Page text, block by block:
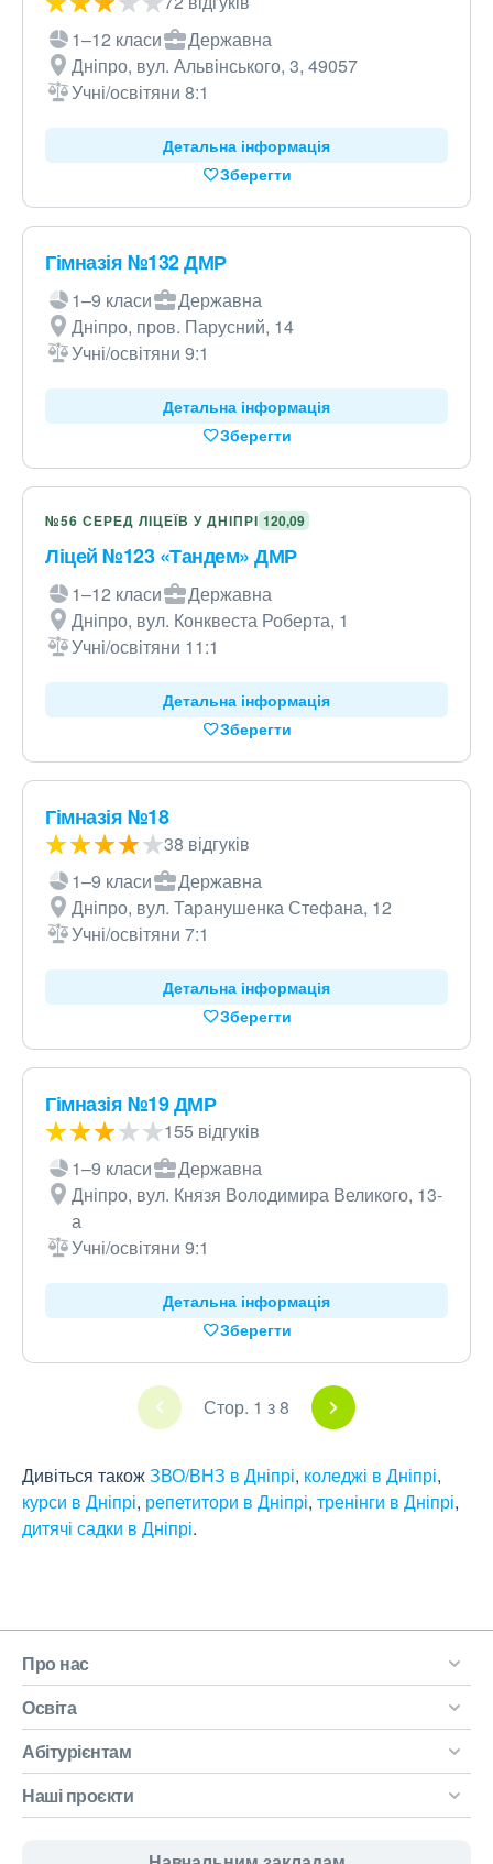
1–12 класи
Державна
Дніпро, вул. Альвінського, 3, 49057
Учні/освітяни 8:1
Детальна інформація
Зберегти
Гімназія №132 ДМР
1–9 класи
Державна
Дніпро, пров. Парусний, 14
Учні/освітяни 9:1
Детальна інформація
Зберегти
№56 СЕРЕД ЛІЦЕЇВ У ДНІПРІ 120,09
Ліцей №123 «Тандем» ДМР
1–12 класи
Державна
Дніпро, вул. Конквеста Роберта, 1
Учні/освітяни 11:1
Детальна інформація
Зберегти
Гімназія №18
38 відгуків
1–9 класи
Державна
Дніпро, вул. Таранушенка Стефана, 12
Учні/освітяни 7:1
Детальна інформація
Зберегти
Гімназія №19 ДМР
155 відгуків
1–9 класи
Державна
Дніпро, вул. Князя Володимира Великого, 13-
а
Учні/освітяни 9:1
Детальна інформація
Зберегти
Стор. 1 з 8
Дивіться такожЗВО/ВНЗ в Дніпрі, коледжі в Дніпрі,
курси в Дніпрі, репетитори в Дніпрі, тренінги в Дніпрі,
дитячі садки в Дніпрі.
Про нас
Освіта
Абітурієнтам
Наші проєкти